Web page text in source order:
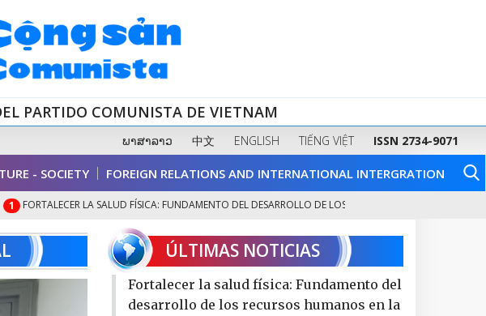
PARTIDO COMUNISTA DE VIETNAM
ພາສາລາວ 中文 ENGLISH TIẾNG VIỆT ISSN 2734-9071
- SOCIETY
FOREIGN RELATIONS AND INTERNATIONAL INTERGRATION
FORTALECER LA SALUD FÍSICA: FUNDAMENTO DEL DESARROLLO DE LOS RECURSOS HUMANOS...
ÚLTIMAS NOTICIAS
Fortalecer la salud física: Fundamento del
desarrollo de los recursos humanos en la